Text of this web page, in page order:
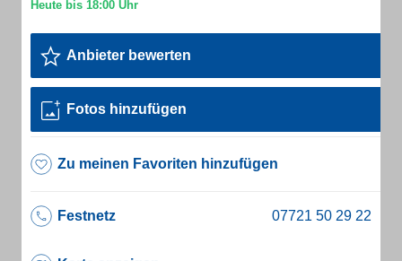
Anbieter bewerten
Fotos hinzufügen
Zu meinen Favoriten hinzufügen
Festnetz